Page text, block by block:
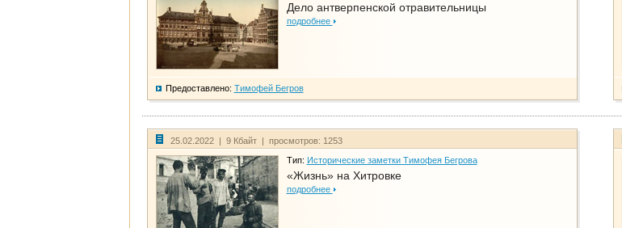
Дело антверпенской отравительницы
подробнее
Предоставлено: Тимофей Бегров
25.02.2022 | 9 Кбайт | просмотров: 1253
Тип: Исторические заметки Тимофея Бегрова
«Жизнь» на Хитровке
подробнее